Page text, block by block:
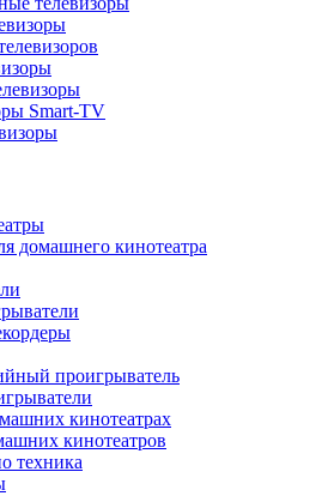
Smart-TV
домашнего кинотеатра
проигрыватель
кинотеатрах
кинотеатров
техника